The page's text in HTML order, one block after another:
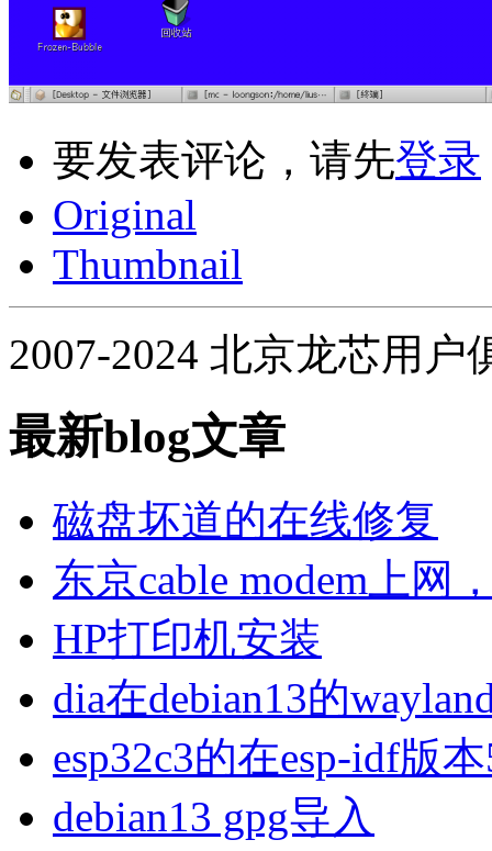
要发表评论，请先登录
Original
Thumbnail
2007-2024 北京龙芯用户
最新blog文章
磁盘坏道的在线修复
东京cable modem上网
HP打印机安装
dia在debian13的
esp32c3的在esp-idf版
debian13 gpg导入